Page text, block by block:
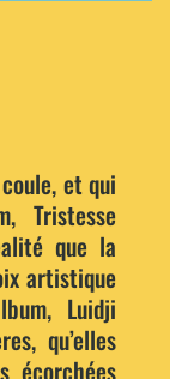
et qui
Tristesse
que la
artistique
Luidji
qu’elles
écorchées